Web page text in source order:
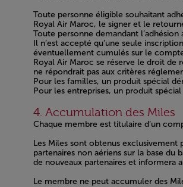
Toute personne éligible souhaitant
Royal Air Maroc, le signer et le
Toute personne demandant
Il n’est accepté qu’une seule
éventuellement cumulés sur le
Royal Air Maroc se réserve le droit de
ne répondrait pas aux critères
Pour les familles, un produit spécial
Pour les entreprises, un produit
Open in a new window
4. Accumulation des Miles
Chaque membre est titulaire d’un
Les Miles sont obtenus exclusivement
partenaires non aériens sur la base du
de nouveaux partenaires et informera
Le membre ne peut accumuler des